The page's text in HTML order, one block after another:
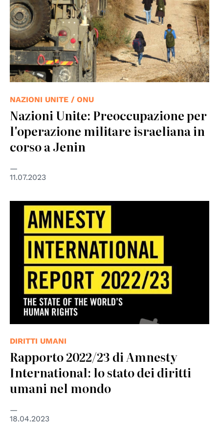
NAZIONI UNITE / ONU
Nazioni Unite: Preoccupazione per
l'operazione militare israeliana in
corso a Jenin
11.07.2023
DIRITTI UMANI
Rapporto 2022/23 di Amnesty
International: lo stato dei diritti
umani nel mondo
18.04.2023